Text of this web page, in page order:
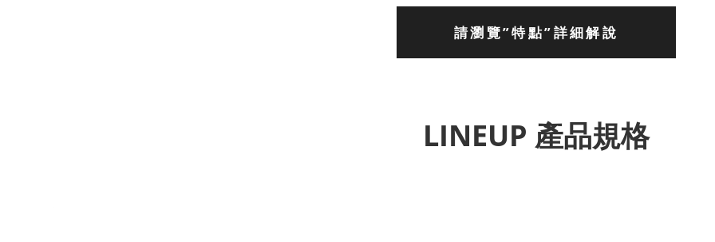
請瀏覽”特點”詳細解說
LINEUP 產品規格